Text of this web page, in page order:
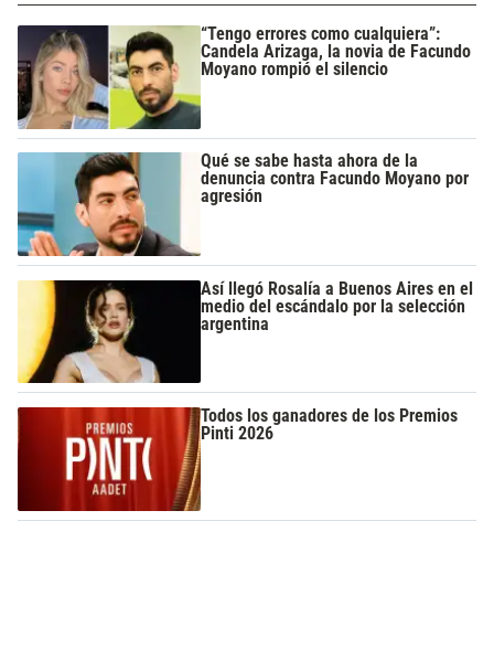
“Tengo errores como cualquiera”:
Candela Arizaga, la novia de Facundo
Moyano rompió el silencio
Qué se sabe hasta ahora de la
denuncia contra Facundo Moyano por
agresión
Así llegó Rosalía a Buenos Aires en el
medio del escándalo por la selección
argentina
Todos los ganadores de los Premios
Pinti 2026